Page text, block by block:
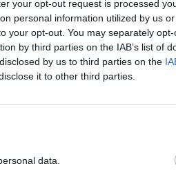
your opt-out request is processed
personal information utilized by us
your opt-out. You may separately
by third parties on the IAB’s list of
by us to third parties on the
it to other third parties.
data.
dia